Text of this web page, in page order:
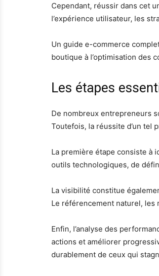
Cependant, réussir dans cet
l’expérience utilisateur, les
Un guide e-commerce
boutique à l’optimisation des
Les étapes
De nombreux entrepreneurs
Toutefois, la réussite d’un tel
La première étape consiste à
outils technologiques, de
La visibilité constitue
Le référencement naturel, les
Enfin, l’analyse des
actions et améliorer
durablement de ceux qui